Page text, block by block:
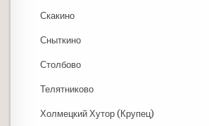
Скакино
Сныткино
Столбово
Телятниково
Холмецкий Хутор (Крупец)